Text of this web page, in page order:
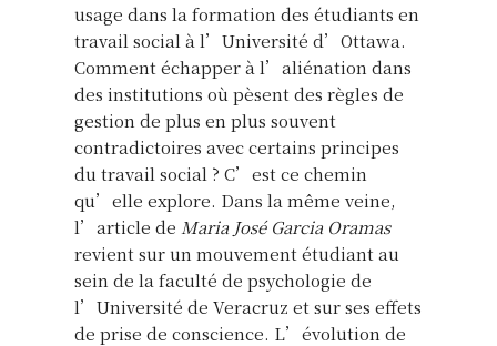
usage dans la formation des étudiants en
travail social à l’Université d’Ottawa.
Comment échapper à l’aliénation dans
des institutions où pèsent des règles de
gestion de plus en plus souvent
contradictoires avec certains principes
du travail social ? C’est ce chemin
qu’elle explore. Dans la même veine,
l’article de Maria José Garcia Oramas
revient sur un mouvement étudiant au
sein de la faculté de psychologie de
l’Université de Veracruz et sur ses effets
de prise de conscience. L’évolution de